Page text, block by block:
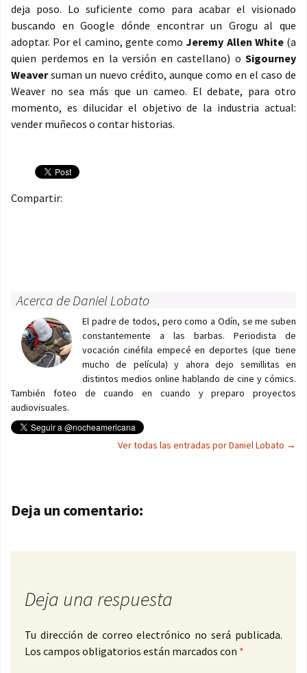
deja poso. Lo suficiente como para acabar el visionado
buscando en Google dónde encontrar un Grogu al que
adoptar. Por el camino, gente comoJeremy Allen White(a
quien perdemos en la versión en castellano) o Sigourney
Weaversuman un nuevo crédito, aunque como en el caso de
Weaver no sea más que un cameo. El debate, para otro
momento, es dilucidar el objetivo de la industria actual:
vender muñecos o contar historias.
Compartir:
Acerca de Daniel Lobato
El padre de todos, pero como a Odín, se me suben
constantemente a las barbas. Periodista de
vocación cinéfila empecé en deportes (que tiene
mucho de película) y ahora dejo semillitas en
distintos medios online hablando de cine y cómics.
También foteo de cuando en cuando y preparo proyectos
audiovisuales.
Ver todas las entradas por Daniel Lobato →
Navegación de entradas
Deja un comentario:
Deja una respuesta
Tu dirección de correo electrónico no será publicada.
Los campos obligatorios están marcados con *